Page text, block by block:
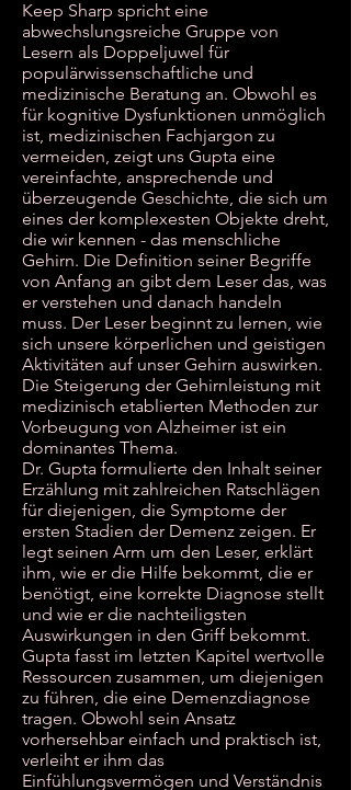
Keep Sharp spricht eine
abwechslungsreiche Gruppe von
Lesern als Doppeljuwel für
populärwissenschaftliche und
medizinische Beratung an. Obwohl es
für kognitive Dysfunktionen unmöglich
ist, medizinischen Fachjargon zu
vermeiden, zeigt uns Gupta eine
vereinfachte, ansprechende und
überzeugende Geschichte, die sich um
eines der komplexesten Objekte dreht,
die wir kennen - das menschliche
Gehirn. Die Definition seiner Begriffe
von Anfang an gibt dem Leser das, was
er verstehen und danach handeln
muss. Der Leser beginnt zu lernen, wie
sich unsere körperlichen und geistigen
Aktivitäten auf unser Gehirn auswirken.
Die Steigerung der Gehirnleistung mit
medizinisch etablierten Methoden zur
Vorbeugung von Alzheimer ist ein
dominantes Thema.
Dr. Gupta formulierte den Inhalt seiner
Erzählung mit zahlreichen Ratschlägen
für diejenigen, die Symptome der
ersten Stadien der Demenz zeigen. Er
legt seinen Arm um den Leser, erklärt
ihm, wie er die Hilfe bekommt, die er
benötigt, eine korrekte Diagnose stellt
und wie er die nachteiligsten
Auswirkungen in den Griff bekommt.
Gupta fasst im letzten Kapitel wertvolle
Ressourcen zusammen, um diejenigen
zu führen, die eine Demenzdiagnose
tragen. Obwohl sein Ansatz
vorhersehbar einfach und praktisch ist,
verleiht er ihm das
Einfühlungsvermögen und Verständnis